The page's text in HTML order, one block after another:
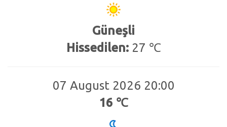
Güneşli
Hissedilen:27 ℃
07 August 2026 20:00
16 ℃